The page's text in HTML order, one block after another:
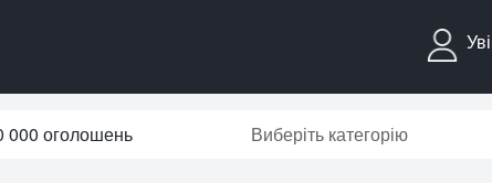
000 оголошень Виберіть категорію